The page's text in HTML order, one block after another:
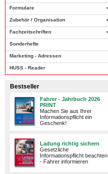
Formulare
Zubehör / Organisation
Fachzeitschriften
Sonderhefte
Marketing - Adressen
HUSS - Reader
Bestseller
Fahrer - Jahrbuch 2026
PRINT
Machen Sie aus Ihrer
Informationspflicht ein
Geschenk!
Ladung richtig sichern
Gesetzliche
Informationspflicht beachten
- Fahrer informieren